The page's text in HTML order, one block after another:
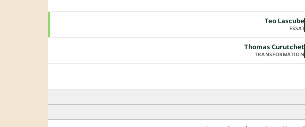
Teo Lascube
ESSAI
Thomas Curutchet
TRANSFORMATION